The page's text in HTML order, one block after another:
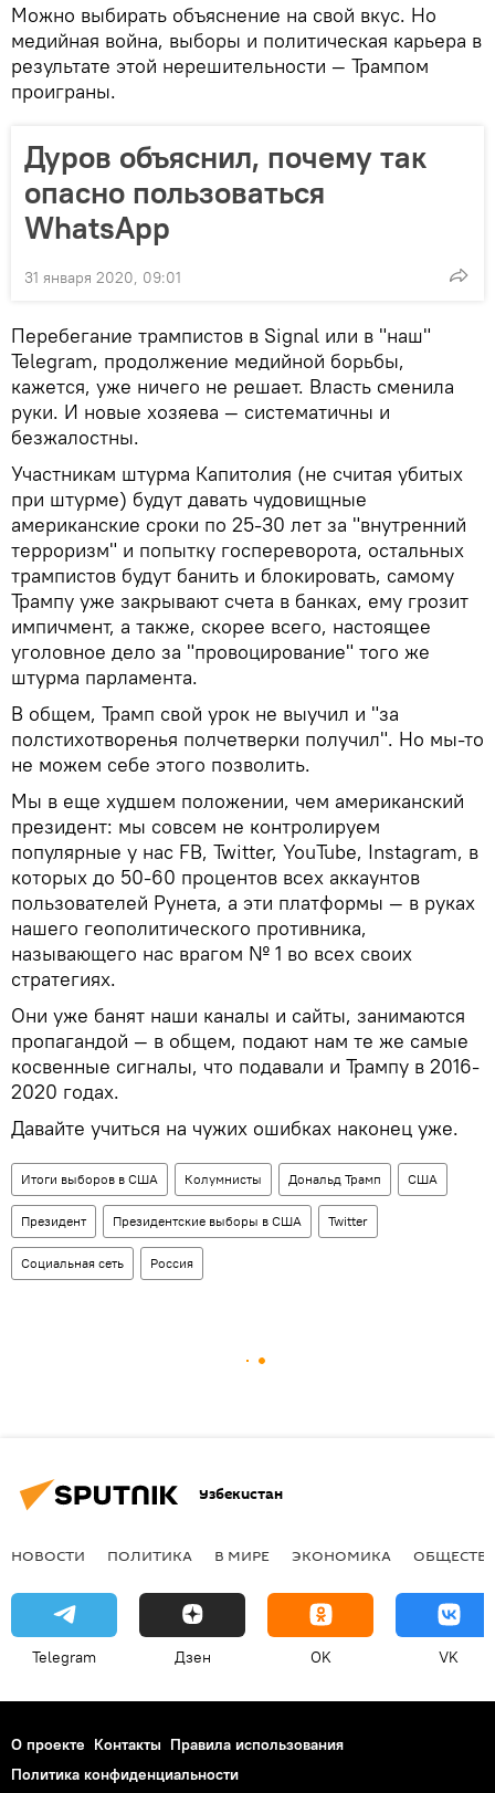
Можно выбирать объяснение на свой вкус. Но
медийная война, выборы и политическая карьера в
результате этой нерешительности — Трампом
проиграны.
Дуров объяснил, почему так
опасно пользоваться
WhatsApp
31 января 2020, 09:01
Перебегание трампистов в Signal или в "наш"
Telegram, продолжение медийной борьбы,
кажется, уже ничего не решает. Власть сменила
руки. И новые хозяева — систематичны и
безжалостны.
Участникам штурма Капитолия (не считая убитых
при штурме) будут давать чудовищные
американские сроки по 25-30 лет за "внутренний
терроризм" и попытку госпереворота, остальных
трампистов будут банить и блокировать, самому
Трампу уже закрывают счета в банках, ему грозит
импичмент, а также, скорее всего, настоящее
уголовное дело за "провоцирование" того же
штурма парламента.
В общем, Трамп свой урок не выучил и "за
полстихотворенья полчетверки получил". Но мы-то
не можем себе этого позволить.
Мы в еще худшем положении, чем американский
президент: мы совсем не контролируем
популярные у нас FB, Twitter, YouTube, Instagram, в
которых до 50-60 процентов всех аккаунтов
пользователей Рунета, а эти платформы — в руках
нашего геополитического противника,
называющего нас врагом № 1 во всех своих
стратегиях.
Они уже банят наши каналы и сайты, занимаются
пропагандой — в общем, подают нам те же самые
косвенные сигналы, что подавали и Трампу в 2016-
2020 годах.
Давайте учиться на чужих ошибках наконец уже.
Итоги выборов в США Колумнисты Дональд Трамп США
Президент Президентские выборы в США Twitter
Социальная сеть Россия
Узбекистан
НОВОСТИ ПОЛИТИКА В МИРЕ ЭКОНОМИКА
Telegram Дзен OK VK
О проекте Контакты Правила использования
Политика конфиденциальности